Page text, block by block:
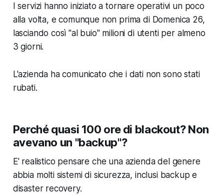
I servizi hanno iniziato a tornare operativi un poco
alla volta, e comunque non prima di Domenica 26,
lasciando così "al buio" milioni di utenti per almeno
3 giorni.
L'azienda ha comunicato che i dati non sono stati
rubati.
Perché quasi 100 ore di blackout? Non
avevano un "backup"?
E' realistico pensare che una azienda del genere
abbia molti sistemi di sicurezza, inclusi backup e
disaster recovery.